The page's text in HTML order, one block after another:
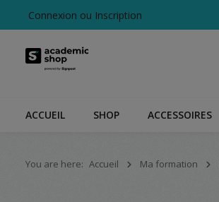
Passer à la navigation principale
Connexion ou Inscription
ACCUEIL SHOP ACCESSOIRES
You are here: Accueil Ma formation